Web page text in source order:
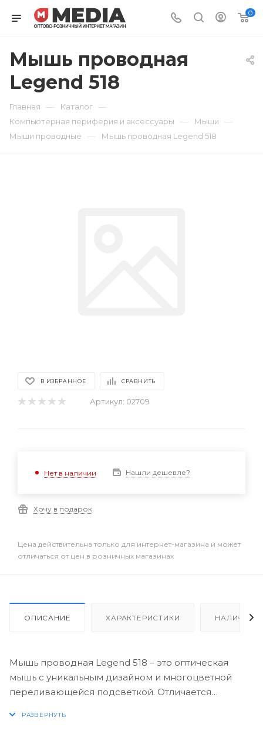
0
Мышь проводная
Legend 518
Главная — Каталог —
Компьютерная периферия и аксессуары — Мыши —
Мыши проводные — Мышь проводная Legend 518
В ИЗБРАННОЕ СРАВНИТЬ
Артикул: 02709
Нет в наличии Нашли дешевле?
Хочу в подарок
Цена действительна только для интернет-магазина и может
отличаться от цен в розничных магазинах
ОПИСАНИЕ ХАРАКТЕРИСТИКИ НАЛИЧИЕ
Мышь проводная Legend 518 – это оптическая
мышь с уникальным дизайном и многоцветной
переливающейся подсветкой. Отличается